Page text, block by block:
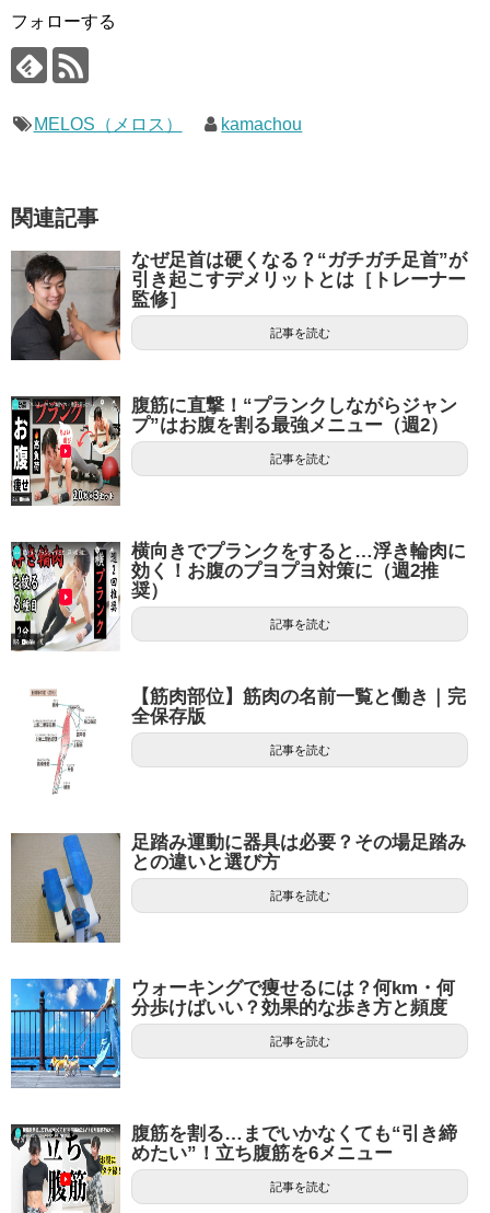
フォローする
MELOS（メロス） kamachou
関連記事
なぜ足首は硬くなる？“ガチガチ足首”が
引き起こすデメリットとは［トレーナー
監修］
記事を読む
腹筋に直撃！“プランクしながらジャン
プ”はお腹を割る最強メニュー（週2）
記事を読む
横向きでプランクをすると…浮き輪肉に
効く！お腹のプヨプヨ対策に（週2推
奨）
記事を読む
【筋肉部位】筋肉の名前一覧と働き｜完
全保存版
記事を読む
足踏み運動に器具は必要？その場足踏み
との違いと選び方
記事を読む
ウォーキングで痩せるには？何km・何
分歩けばいい？効果的な歩き方と頻度
記事を読む
腹筋を割る…までいかなくても“引き締
めたい”！立ち腹筋を6メニュー
記事を読む